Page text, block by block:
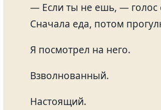
— Если ты не ешь, — голос
Сначала еда, потом
Я посмотрел на него.
Взволнованный.
Настоящий.